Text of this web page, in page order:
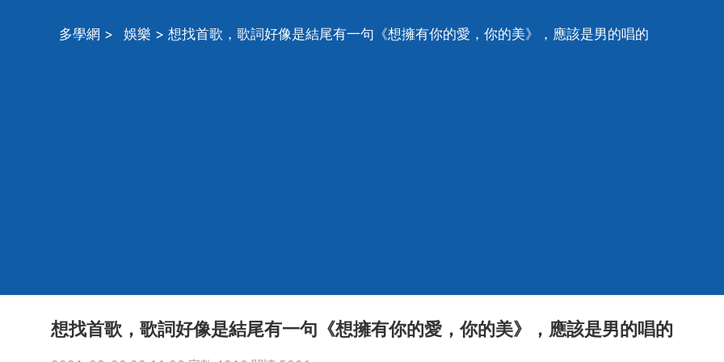
多學網 > 娛樂 > 想找首歌，歌詞好像是結尾有一句《想擁有你的愛，你的美》，應該是男的唱的
想找首歌，歌詞好像是結尾有一句《想擁有你的愛，你的美》，應該是男的唱的